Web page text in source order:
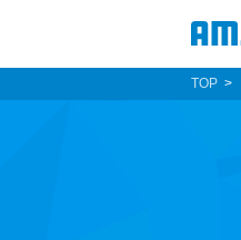
TOP